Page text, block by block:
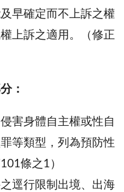
早確定而不上訴之權
上訴之適用。（修正
：
害身體自主權或性自
等類型，列為預防性
條之1）
逕行限制出境、出海